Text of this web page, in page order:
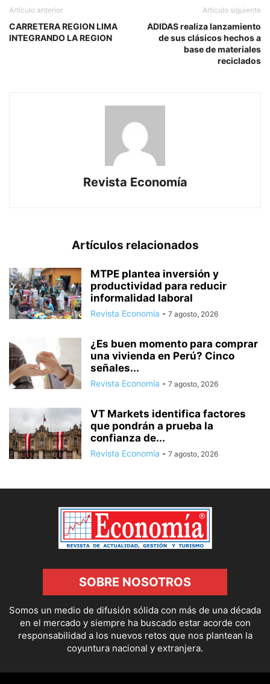
Artículo anterior
CARRETERA REGION LIMA
INTEGRANDO LA REGION
Artículo siguiente
ADIDAS realiza lanzamiento
de sus clásicos hechos a
base de materiales
reciclados
Revista Economía
Artículos relacionados
MTPE plantea inversión y
productividad para reducir
informalidad laboral
Revista Economía - 7 agosto, 2026
¿Es buen momento para comprar
una vivienda en Perú? Cinco
señales...
Revista Economía - 7 agosto, 2026
VT Markets identifica factores
que pondrán a prueba la
confianza de...
Revista Economía - 7 agosto, 2026
SOBRE NOSOTROS
Somos un medio de difusión sólida con más de una década
en el mercado y siempre ha buscado estar acorde con
responsabilidad a los nuevos retos que nos plantean la
coyuntura nacional y extranjera.